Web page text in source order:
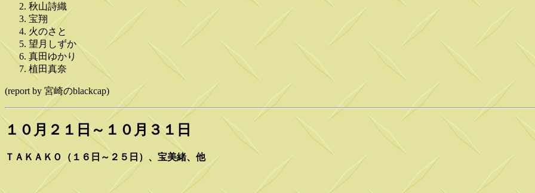
秋山詩織
宝翔
火のさと
望月しずか
真田ゆかり
植田真奈
(report by 宮崎のblackcap)
１０月２１日～１０月３１日
ＴＡＫＡＫＯ（１６日～２５日）、宝美緒、他